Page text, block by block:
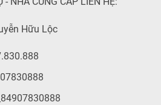
Hữu Lộc